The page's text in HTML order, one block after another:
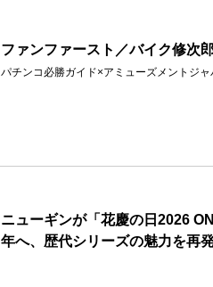
ファンファースト／バイク修次
パチンコ必勝ガイド×アミューズメントジャ
ニューギンが「花慶の日2026
年へ、歴代シリーズの魅力を再